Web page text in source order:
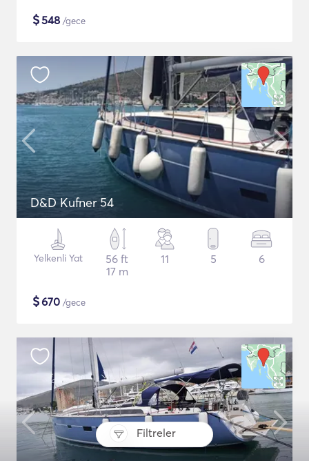
Filtreler
$548 /gece
D&D Kufner 54
Yelkenli Yat
56 ft
17 m
11 5 6
$670 /gece